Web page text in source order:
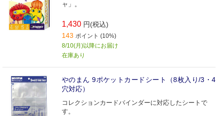
ャ」。
1,430 円(税込)
143 ポイント (10%)
8/10(月)以降にお届け
在庫あり
やのまん 9ポケットカードシート（8枚入り/3・4
穴対応）
コレクションカードバインダーに対応したシートで
す。